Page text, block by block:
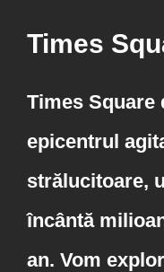
Times
Times Square
epicentrul
strălucitoare,
încântă
an. Vom